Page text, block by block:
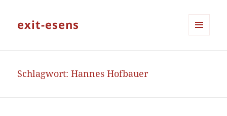
exit-esens
Schlagwort:Hannes Hofbauer